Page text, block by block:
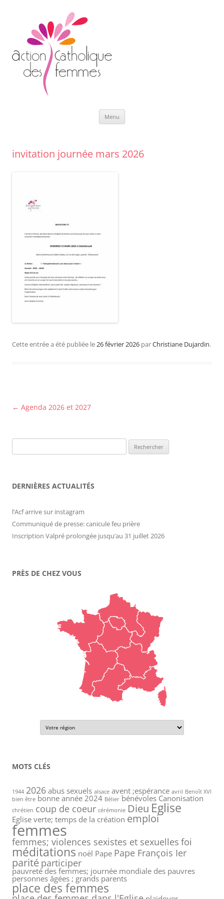
Menu
invitation journée mars 2026
Cette entrée a été publiée le26 février 2026 parChristiane Dujardin.
Navigation
← Agenda 2026 et 2027
DERNIÈRES ACTUALITÉS
l’Acf arrive sur instagram
Communiqué de presse: canicule feu prière
Inscription Valpré prolongée jusqu’au 31 juillet 2026
PRÈS DE CHEZ VOUS
MOTS CLÉS
1944 2026 abus sexuels alsace avent ;espérance avril Benoît XVI
bien être bonne année 2024 Bélier bénévoles Canonisation
chrétien coup de coeur cérémonie Dieu Eglise
Eglise verte; temps de la création emploi
femmes
femmes; violences sexistes et sexuelles foi
méditations noël Pape Pape François Ier
parité participer
pauvreté des femmes; journée mondiale des pauvres
personnes âgées ; grands parents
place des femmes